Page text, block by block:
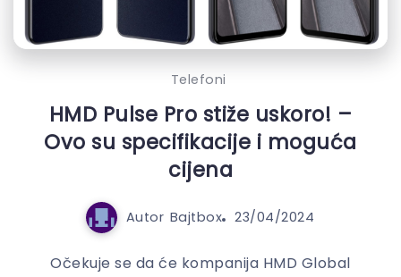
Telefoni
HMD Pulse Pro stiže uskoro! –
Ovo su specifikacije i moguća
cijena
Autor Bajtbox 23/04/2024
Očekuje se da će kompanija HMD Global